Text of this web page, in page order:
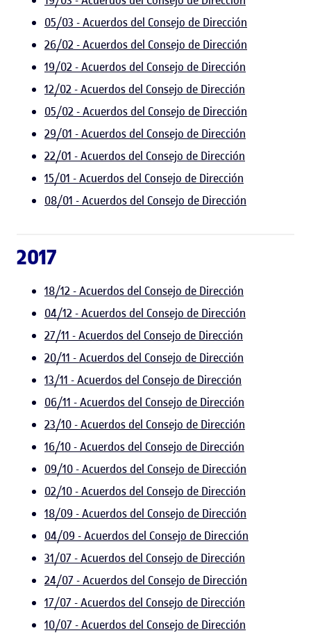
05/03 - Acuerdos del Consejo de Dirección
26/02 - Acuerdos del Consejo de Dirección
19/02 - Acuerdos del Consejo de Dirección
12/02 - Acuerdos del Consejo de Dirección
05/02 - Acuerdos del Consejo de Dirección
29/01 - Acuerdos del Consejo de Dirección
22/01 - Acuerdos del Consejo de Dirección
15/01 - Acuerdos del Consejo de Dirección
08/01 - Acuerdos del Consejo de Dirección
2017
18/12 - Acuerdos del Consejo de Dirección
04/12 - Acuerdos del Consejo de Dirección
27/11 - Acuerdos del Consejo de Dirección
20/11 - Acuerdos del Consejo de Dirección
13/11 - Acuerdos del Consejo de Dirección
06/11 - Acuerdos del Consejo de Dirección
23/10 - Acuerdos del Consejo de Dirección
16/10 - Acuerdos del Consejo de Dirección
09/10 - Acuerdos del Consejo de Dirección
02/10 - Acuerdos del Consejo de Dirección
18/09 - Acuerdos del Consejo de Dirección
04/09 - Acuerdos del Consejo de Dirección
31/07 - Acuerdos del Consejo de Dirección
24/07 - Acuerdos del Consejo de Dirección
17/07 - Acuerdos del Consejo de Dirección
10/07 - Acuerdos del Consejo de Dirección